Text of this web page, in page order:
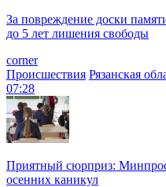
За повреждение доски
до 5 лет лишения свободы
corner
Происшествия Рязанская
07:28
Приятный сюрприз:
осенних каникул